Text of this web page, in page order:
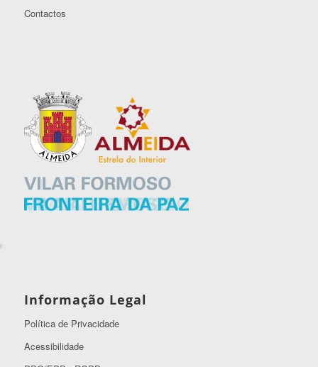
Contactos
Informação Legal
Política de Privacidade
Acessibilidade